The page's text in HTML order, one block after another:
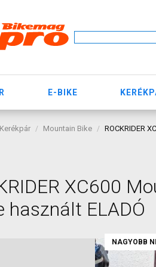
E-BIKE
Kerékpár Mountain Bike ROCKRIDER
XC600
használt ELADÓ
NAGYOBB